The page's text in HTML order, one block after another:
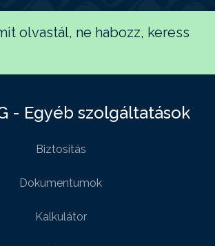
olvastál, ne habozz, keress
- Egyéb szolgáltatások
Biztositás
Dokumentumok
Kalkulátor